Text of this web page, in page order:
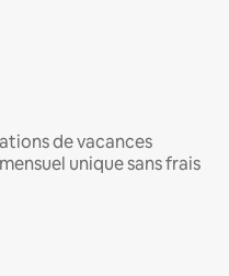
de vacances
unique sans frais